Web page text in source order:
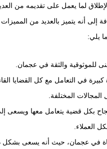
لما يعمل على تقديمه من
إلى أنه يتميز بالعديد من
يلي:
للموثوقية والثقة في عجمان.
في التعامل مع كل القضايا
المختلفة.
بكل قضية يتعامل معها ويسعى
العملاء.
في عجمان، حيث أنه يسعى بشكل